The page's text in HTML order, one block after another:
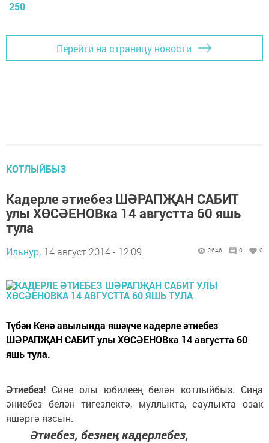
250
Перейти на страницу новости
КОТЛЫЙБЫЗ
Кадерле әтиебез ШӘРАПҖАН САБИТ
улы ХӨСӘЕНОВка 14 августта 60 яшь
тула
Ильнур, 14 август 2014 - 12:09 2646 0 0
Түбән Кенә авылында яшәүче кадерле әтиебез
ШӘРАПҖАН САБИТ улы ХӨСӘЕНОВка 14 августта 60
яшь тула.
Әтиебез! Сине олы юбилеең белән котлыйбыз. Сиңа
әниебез белән тигезлектә, муллыкта, саулыкта озак
яшәргә язсын.
Әтиебез, безнең кадерлебез,